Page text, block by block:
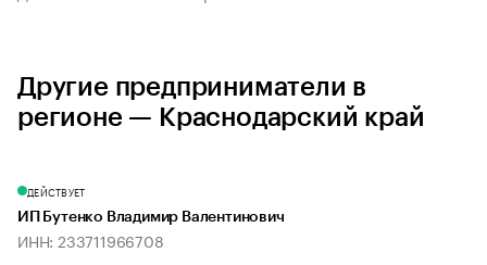
Другие предприниматели в
регионе — Краснодарский край
ДЕЙСТВУЕТ
ИП Бутенко Владимир Валентинович
ИНН: 233711966708